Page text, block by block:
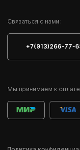
Мы принимаем к
Cвязаться с нами:
+7(913)266-77-